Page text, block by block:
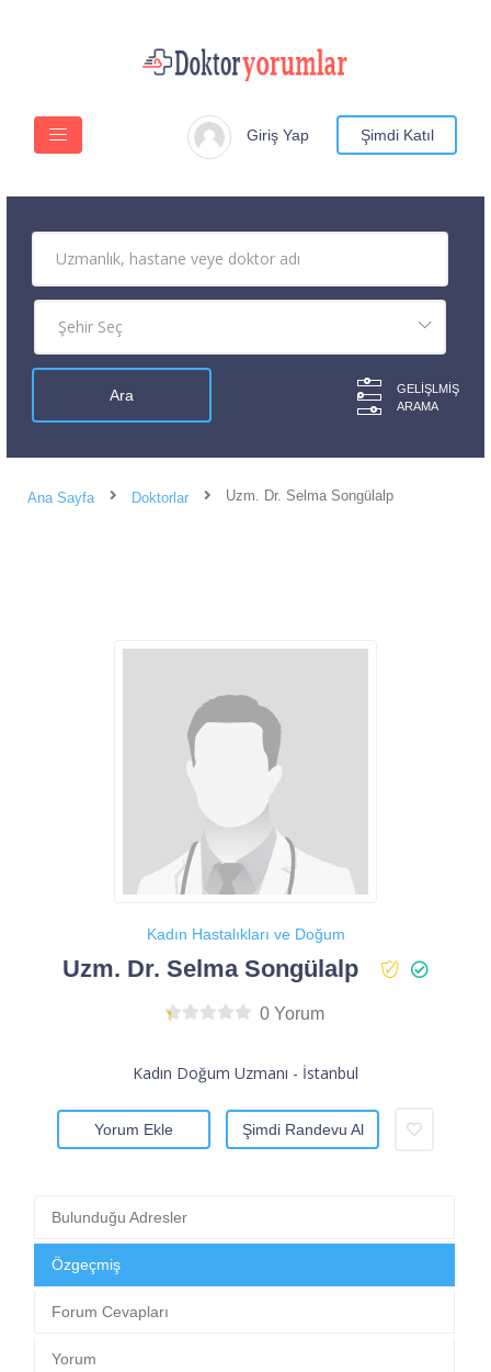
Giriş Yap Şimdi Katıl
GELIŞLMIŞ
ARAMA
Ana Sayfa Doktorlar Uzm. Dr. Selma Songülalp
Kadın Hastalıkları ve Doğum
Uzm. Dr. Selma Songülalp
0 Yorum
Kadın Doğum Uzmanı - İstanbul
Yorum Ekle Şimdi Randevu Al
Bulunduğu Adresler
Özgeçmiş
Forum Cevapları
Yorum